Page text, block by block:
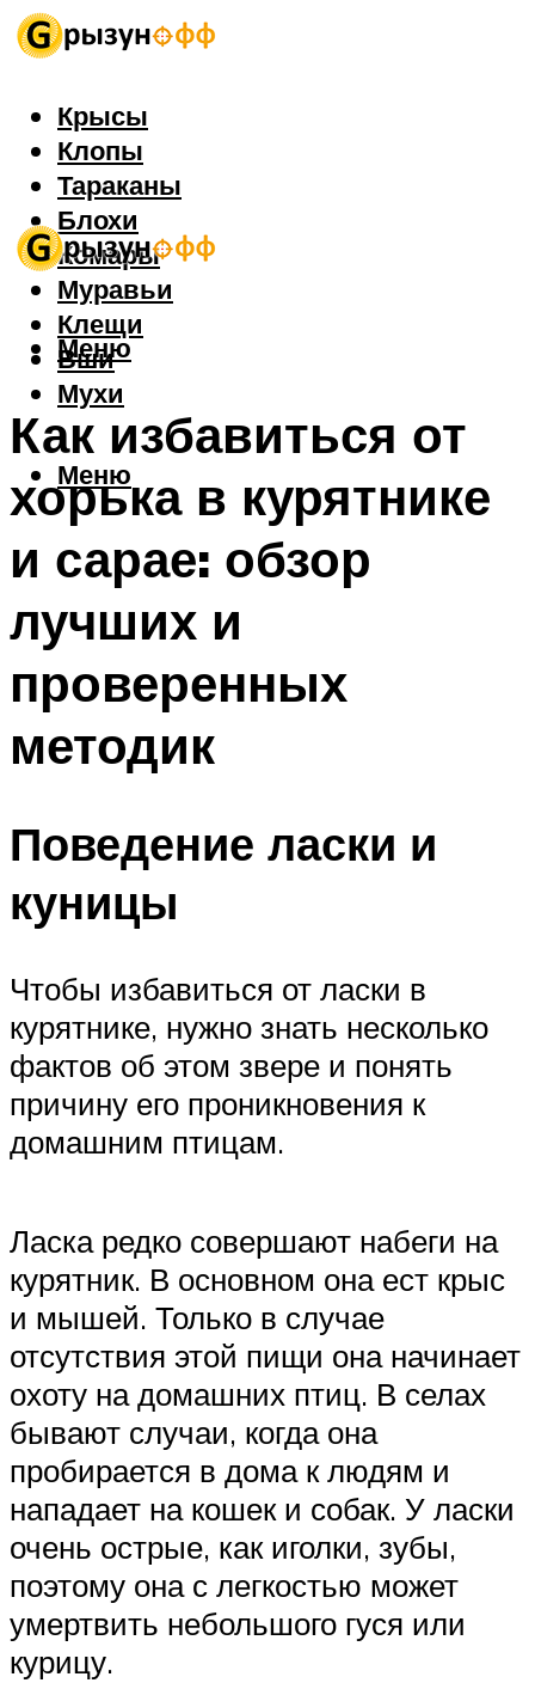
Крысы
Клопы
Тараканы
Блохи
Комары
Муравьи
Клещи
Вши
Мухи
Меню
Меню
Как избавиться от
хорька в курятнике
и сарае: обзор
лучших и
проверенных
методик
Поведение ласки и
куницы
Чтобы избавиться от ласки в
курятнике, нужно знать несколько
фактов об этом звере и понять
причину его проникновения к
домашним птицам.
Ласка редко совершают набеги на
курятник. В основном она ест крыс
и мышей. Только в случае
отсутствия этой пищи она начинает
охоту на домашних птиц. В селах
бывают случаи, когда она
пробирается в дома к людям и
нападает на кошек и собак. У ласки
очень острые, как иголки, зубы,
поэтому она с легкостью может
умертвить небольшого гуся или
курицу.